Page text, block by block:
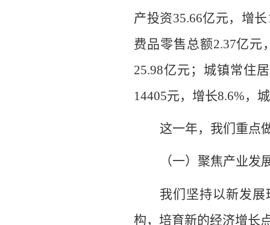
产投资35.66亿元，增长
费品零售总额2.37亿元
25.98亿元 ； 城镇常住
14405元，增长8.6%，
这一年，我们重点
（一）聚焦产业发
我们坚持以新发
构，培育新的经济增长